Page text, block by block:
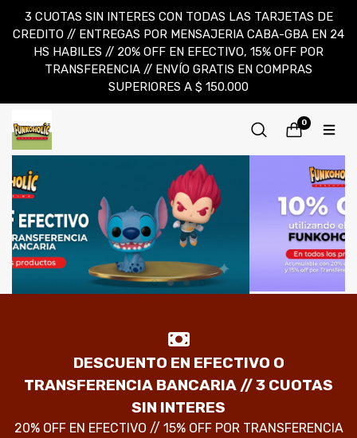
3 CUOTAS SIN INTERES CON TODAS LAS TARJETAS DE
CREDITO // ENTREGAS POR MENSAJERIA CABA-GBA EN 24
HS HABILES // 20% OFF EN EFECTIVO, 15% OFF POR
TRANSFERENCIA // ENVÍO GRATIS EN COMPRAS
SUPERIORES A $ 150.000
0
DESCUENTO EN EFECTIVO O
TRANSFERENCIA BANCARIA // 3 CUOTAS
SIN INTERES
20% OFF EN EFECTIVO // 15% OFF POR TRANSFERENCIA